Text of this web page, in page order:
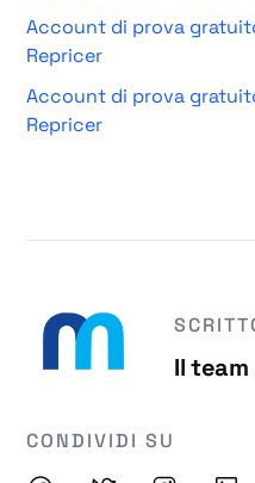
Account di prova
Repricer
Account di prova
Repricer
Il
CONDIVIDI SU